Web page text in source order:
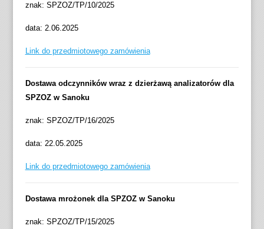
znak: SPZOZ/TP/10/2025
data: 2.06.2025
Link do przedmiotowego zamówienia
Dostawa odczynników wraz z dzierżawą analizatorów dla
SPZOZ w Sanoku
znak: SPZOZ/TP/16/2025
data: 22.05.2025
Link do przedmiotowego zamówienia
Dostawa mrożonek dla SPZOZ w Sanoku
znak: SPZOZ/TP/15/2025